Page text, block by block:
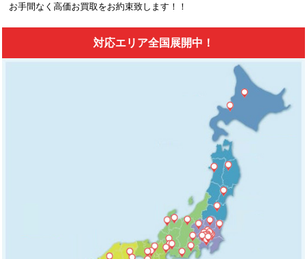
お手間なく高価お買取をお約束致します！！
対応エリア全国展開中！